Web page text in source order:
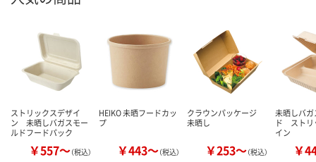
ストリックスデザイ
ン 未晒しバガスモー
ルドフードパック
￥557～（税込）
HEIKO 未晒フードカッ
プ
￥443～（税込）
クラウンパッケージ
未晒し
￥253～（税込）
未晒しバ
ド ストリ
イン
￥